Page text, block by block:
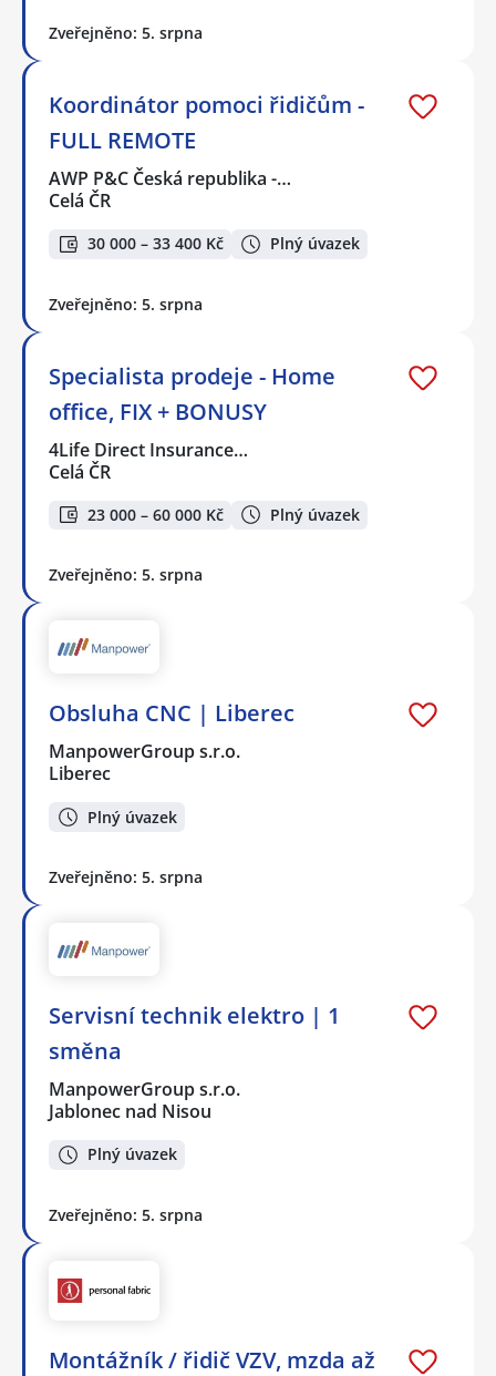
Zveřejněno: 5. srpna
Koordinátor pomoci řidičům -
FULL REMOTE
AWP P&C Česká republika -…
Celá ČR
30 000 – 33 400 Kč Plný úvazek
Zveřejněno: 5. srpna
Specialista prodeje - Home
office, FIX + BONUSY
4Life Direct Insurance…
Celá ČR
23 000 – 60 000 Kč Plný úvazek
Zveřejněno: 5. srpna
Obsluha CNC | Liberec
ManpowerGroup s.r.o.
Liberec
Plný úvazek
Zveřejněno: 5. srpna
Servisní technik elektro | 1
směna
ManpowerGroup s.r.o.
Jablonec nad Nisou
Plný úvazek
Zveřejněno: 5. srpna
Montážník / řidič VZV, mzda až